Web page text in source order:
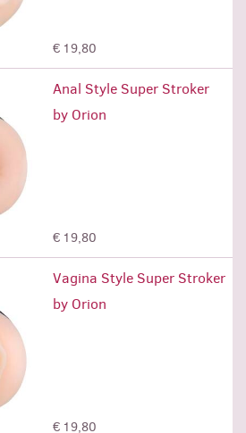
€ 19,80
Anal Style Super Stroker
by Orion
€ 19,80
Vagina Style Super Stroker
by Orion
€ 19,80